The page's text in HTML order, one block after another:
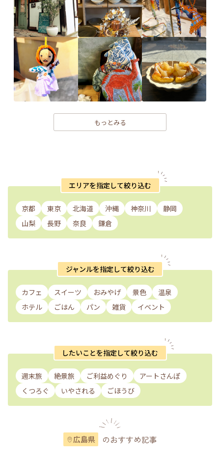
もっとみる
エリアを指定して絞り込む
京都 東京 北海道 沖縄 神奈川
静岡
山梨
長野 奈良 鎌倉
ジャンルを指定して絞り込む
カフェ スイーツ おみやげ 景色
温泉
ホテル
ごはん パン 雑貨 イベント
したいことを指定して絞り込む
週末旅 絶景旅 ご利益めぐり
アートさんぽ
くつろぐ
いやされる ごほうび
広島県 のおすすめ記事